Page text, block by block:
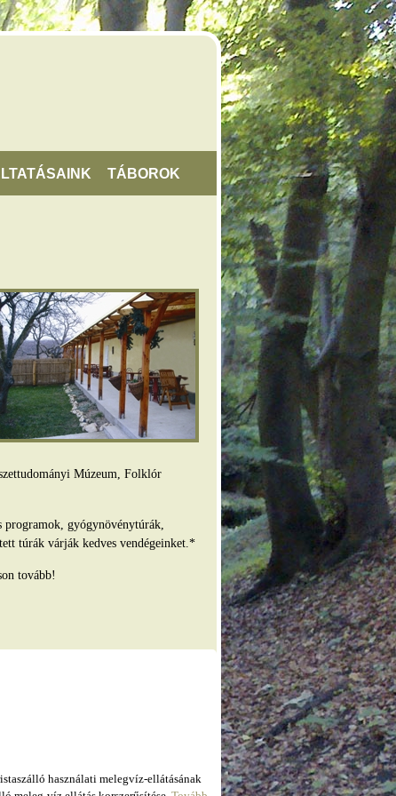
TÁBOROK
Múzeum, Folklór
programok, gyógynövénytúrák,
túrák várják kedves vendégeinket.*
tovább!
használati melegvíz-ellátásának